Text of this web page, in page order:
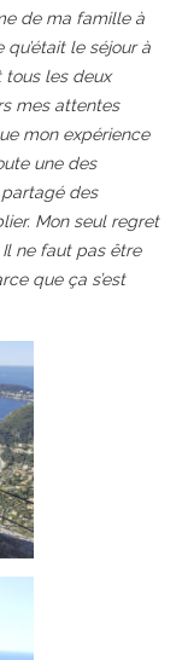
de ma famille à
qu’était le séjour à
tous les deux
mes attentes
mon expérience
une des
des
Mon seul regret
ne faut pas être
que ça s’est